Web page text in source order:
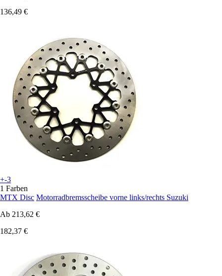
136,49 €
+-3
1 Farben
MTX Disc Motorradbremsscheibe vorne links/rechts Suzuki
Ab 213,62 €
182,37 €